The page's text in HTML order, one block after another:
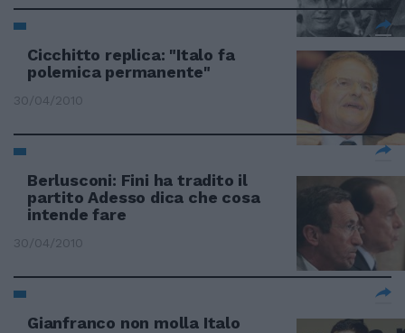
Cicchitto replica: "Italo fa
polemica permanente"
30/04/2010
Berlusconi: Fini ha tradito il
partito Adesso dica che cosa
intende fare
30/04/2010
Gianfranco non molla Italo